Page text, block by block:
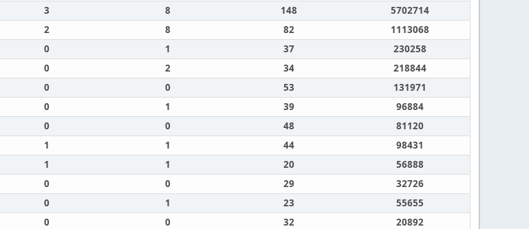
3 8 148
5702714
2 8 82
1113068
0 1 37
230258
0 2 34
218844
0 0 53
131971
0 1 39
96884
0 0 48
81120
1 1 44
98431
1 1 20
56888
0 0 29
32726
0 1 23
55655
0 0 32
20892